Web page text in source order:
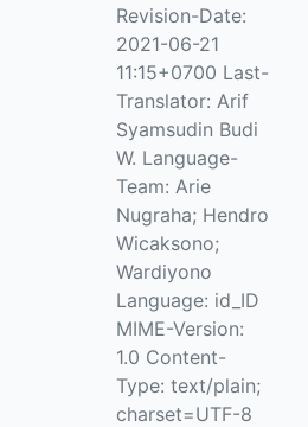
Revision-Date:
2021-06-21
11:15+0700 Last-
Translator: Arif
Syamsudin Budi
W. Language-
Team: Arie
Nugraha; Hendro
Wicaksono;
Wardiyono
Language: id_ID
MIME-Version:
1.0 Content-
Type: text/plain;
charset=UTF-8